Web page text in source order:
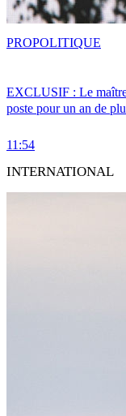
EXCLUSIF : Le
poste pour un an de
11:54
PROPOLITIQUE
INTERNATIONAL